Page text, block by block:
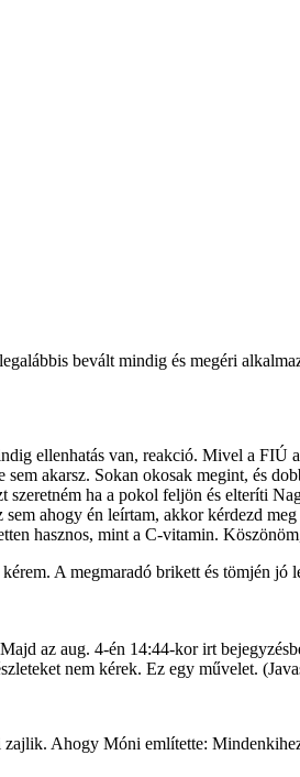
bevált mindig és megéri
ellenhatás van, reakció. Mivel a FIÚ
akarsz. Sokan okosak megint, és
ha a pokol feljön és elteríti
ahogy én leírtam, akkor kérdezd
hasznos, mint a C-vitamin.
A megmaradó brikett és tömjén
az aug. 4-én 14:44-kor irt
nem kérek. Ez egy művelet.
Ahogy Móni említette: